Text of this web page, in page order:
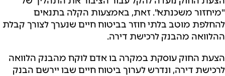
"מיחזור משכנתא". זאת, באמצעות הקלה בתנאים
להחלפת מוטב בלתי חוזר בביטוח חיים שנערך לצורך קבלת
ההלוואה מהבנק לרכישת דירה.
הצעת החוק עוסקת במקרה בו אדם לוקח מהבנק הלוואה
לרכישת דירה, ונדרש לערוך ביטוח חיים שבו יירשם הבנק